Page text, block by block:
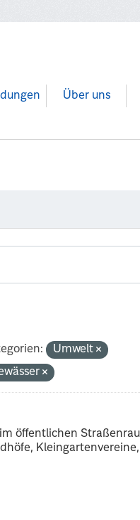
Über uns
Umwelt
öffentlichen
Kleingartenvereine,